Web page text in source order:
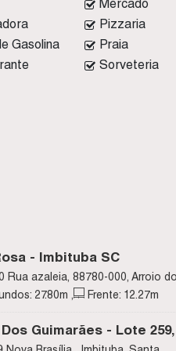
Mercado
Pizzaria
Gasolina
Praia
Sorveteria
- Imbituba SC
Rua azaleia, 88780-000, Arroio do
Brasil
27.80m , Frente: 12.27m
Guimarães - Lote 259,
- Imbituba SC